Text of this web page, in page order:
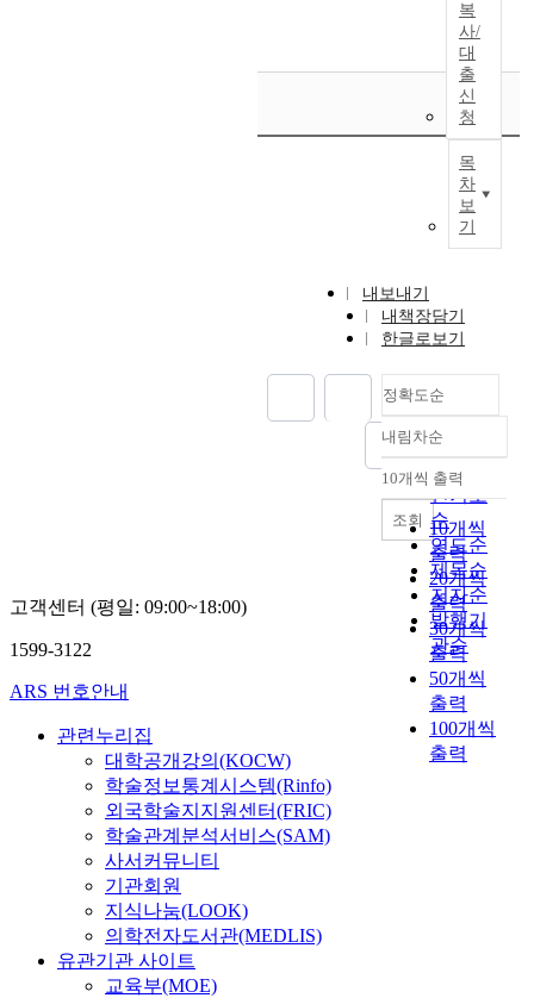
복
사/
대
출
신
청
목
차
보
기
내보내기
내책장담기
한글로보기
정확도순
정확도
순
인기도
순
연도순
제목순
저자순
발행기
관순
내림차순
내림차순
10개씩 출력
10개씩
출력
20개씩
출력
30개씩
출력
50개씩
출력
100개씩
출력
조회
고객센터 (평일: 09:00~18:00)
1599-3122
ARS 번호안내
관련누리집
대학공개강의(KOCW)
학술정보통계시스템(Rinfo)
외국학술지지원센터(FRIC)
학술관계분석서비스(SAM)
사서커뮤니티
기관회원
지식나눔(LOOK)
의학전자도서관(MEDLIS)
유관기관 사이트
교육부(MOE)